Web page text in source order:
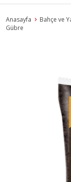
Anasayfa Bahçe ve
Gübre